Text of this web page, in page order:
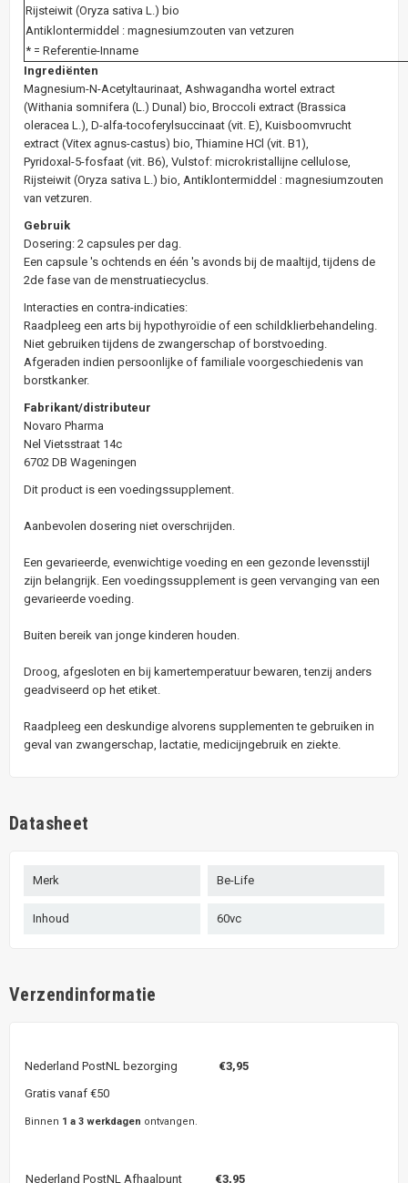
Rijsteiwit (Oryza sativa L.) bio
Antiklontermiddel : magnesiumzouten van vetzuren
* = Referentie-Inname
Ingrediënten
Magnesium-N-Acetyltaurinaat, Ashwagandha wortel extract
(Withania somnifera (L.) Dunal) bio, Broccoli extract (Brassica
oleracea L.), D-alfa-tocoferylsuccinaat (vit. E), Kuisboomvrucht
extract (Vitex agnus-castus) bio, Thiamine HCl (vit. B1),
Pyridoxal-5-fosfaat (vit. B6), Vulstof: microkristallijne cellulose,
Rijsteiwit (Oryza sativa L.) bio, Antiklontermiddel : magnesiumzouten
van vetzuren.
Gebruik
Dosering: 2 capsules per dag.
Een capsule 's ochtends en één 's avonds bij de maaltijd, tijdens de
2de fase van de menstruatiecyclus.
Interacties en contra-indicaties:
Raadpleeg een arts bij hypothyroïdie of een schildklierbehandeling.
Niet gebruiken tijdens de zwangerschap of borstvoeding.
Afgeraden indien persoonlijke of familiale voorgeschiedenis van
borstkanker.
Fabrikant/distributeur
Novaro Pharma
Nel Vietsstraat 14c
6702 DB Wageningen
Dit product is een voedingssupplement.
Aanbevolen dosering niet overschrijden.
Een gevarieerde, evenwichtige voeding en een gezonde levensstijl
zijn belangrijk. Een voedingssupplement is geen vervanging van een
gevarieerde voeding.
Buiten bereik van jonge kinderen houden.
Droog, afgesloten en bij kamertemperatuur bewaren, tenzij anders
geadviseerd op het etiket.
Raadpleeg een deskundige alvorens supplementen te gebruiken in
geval van zwangerschap, lactatie, medicijngebruik en ziekte.
Datasheet
Merk Be-Life
Inhoud 60vc
Verzendinformatie
Nederland PostNL bezorging €3,95
Gratis vanaf €50
Binnen 1 a 3 werkdagen ontvangen.
Nederland PostNL Afhaalpunt €3,95